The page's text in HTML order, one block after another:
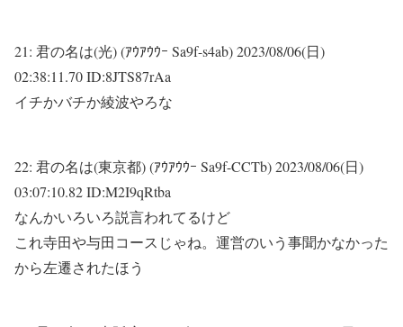
21: 君の名は(光) (ｱｳｱｳｳｰ Sa9f-s4ab)2023/08/06(日)
02:38:11.70 ID:8JTS87rAa
イチかバチか綾波やろな
22: 君の名は(東京都) (ｱｳｱｳｳｰ Sa9f-CCTb)2023/08/06(日)
03:07:10.82 ID:M2I9qRtba
なんかいろいろ説言われてるけど
これ寺田や与田コースじゃね。運営のいう事聞かなかった
から左遷されたほう